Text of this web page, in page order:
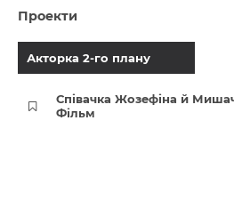
Проекти
Акторка 2-го плану
Співачка Жозефіна й
Фільм